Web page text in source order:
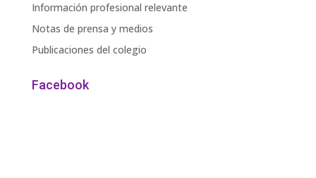
Información profesional relevante
Notas de prensa y medios
Publicaciones del colegio
Facebook